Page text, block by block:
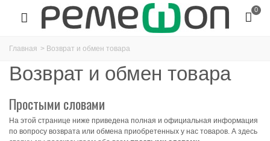
0
Главная > Возврат и обмен товара
Возврат и обмен товара
Простыми словами
На этой странице ниже приведена полная и официальная информация
по вопросу возврата или обмена приобретенных у нас товаров. А здесь